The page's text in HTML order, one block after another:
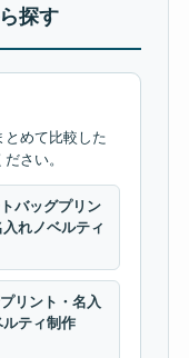
探す
とめて比較した
さい。
トバッグプリン
入れノベルティ
リント・名入
ルティ制作